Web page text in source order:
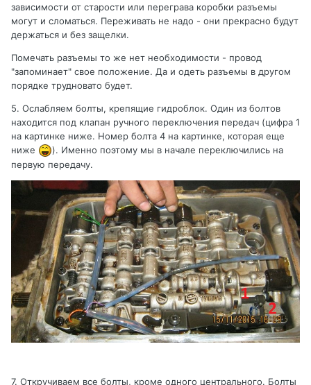
зависимости от старости или переграва коробки разъемы
могут и сломаться. Переживать не надо - они прекрасно будут
держаться и без защелки.
Помечать разъемы то же нет необходимости - провод
"запоминает" свое положение. Да и одеть разъемы в другом
порядке трудновато будет.
5. Ослабляем болты, крепящие гидроблок. Один из болтов
находится под клапан ручного переключения передач (цифра 1
на картинке ниже. Номер болта 4 на картинке, которая еще
ниже
). Именно поэтому мы в начале переключились на
первую передачу.
7. Откручиваем все болты, кроме одного центрального. Болты